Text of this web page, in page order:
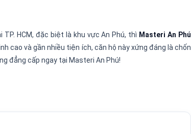
HCM, đặc biệt là khu vực An Phú, thì Masteri An Phú
cao và gần nhiều tiện ích, căn hộ này xứng đáng là chốn
đẳng cấp ngay tại Masteri An Phú!